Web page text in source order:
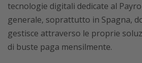
tecnologie digitali dedicate al
generale, soprattutto in Spagna,
gestisce attraverso le proprie
di buste paga mensilmente.